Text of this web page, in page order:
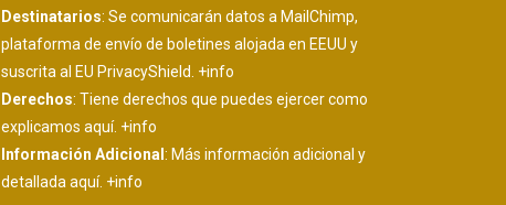
Destinatarios: Se comunicarán datos a MailChimp,
plataforma de envío de boletines alojada en EEUU y
suscrita al EU PrivacyShield. +info
Derechos: Tiene derechos que puedes ejercer como
explicamos aquí. +info
Información Adicional : Más información adicional y
detallada aquí. +info